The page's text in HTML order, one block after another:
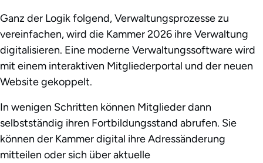
Ganz der Logik folgend, Verwaltungsprozesse zu
vereinfachen, wird die Kammer 2026 ihre Verwaltung
digitalisieren. Eine moderne Verwaltungssoftware wird
mit einem interaktiven Mitgliederportal und der neuen
Website gekoppelt.
In wenigen Schritten können Mitglieder dann
selbstständig ihren Fortbildungsstand abrufen. Sie
können der Kammer digital ihre Adressänderung
mitteilen oder sich über aktuelle